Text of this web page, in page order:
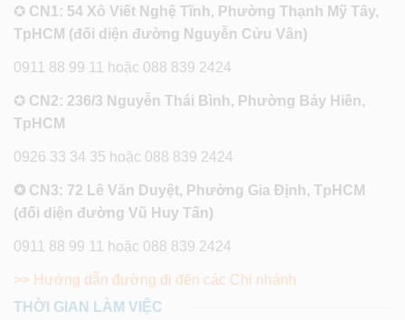
✪ CN1: 54 Xô Viết Nghệ Tĩnh, Phường Thạnh Mỹ Tây,
TpHCM (đối diện đường Nguyễn Cửu Vân)
0911 88 99 11 hoặc 088 839 2424
✪ CN2: 236/3 Nguyễn Thái Bình, Phường Bảy Hiền,
TpHCM
0926 33 34 35 hoặc 088 839 2424
✪ CN3: 72 Lê Văn Duyệt, Phường Gia Định, TpHCM
(đối diện đường Vũ Huy Tấn)
0911 88 99 11 hoặc 088 839 2424
>> Hướng dẫn đường đi đến các Chi nhánh
THỜI GIAN LÀM VIỆC